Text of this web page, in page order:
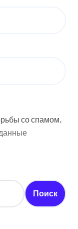
со спамом.